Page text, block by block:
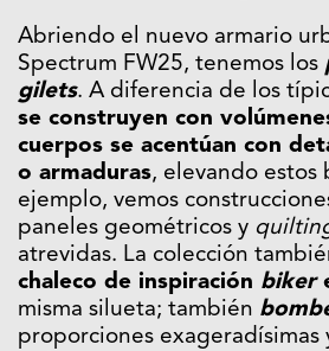
Abriendo el nuevo armario
Spectrum FW25, tenemos los
gilets. A diferencia de los
se construyen con
cuerpos se acentúan con
o armaduras, elevando estos
ejemplo, vemos
paneles geométricos y
atrevidas. La colección
chaleco de inspiración biker
misma silueta; también
proporciones exageradísimas